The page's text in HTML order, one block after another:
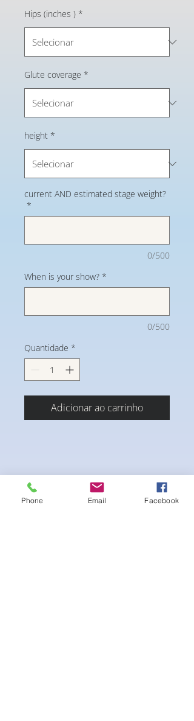
Hips (inches ) *
Glute coverage *
height *
current AND estimated stage weight?
*
0/500
When is your show? *
0/500
Quantidade *
Adicionar ao carrinho
Phone Email Facebook